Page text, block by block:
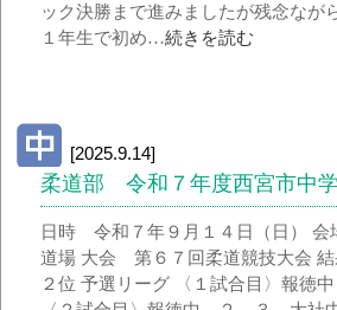
ック決勝まで進みましたが残念なが
１年生で初め…続きを読む
[2025.9.14]
柔道部 令和７年度西宮市中
日時 令和７年９月１４日（日）
道場 大会 第６７回柔道競技大会
２位 予選リーグ 〈１試合目〉報